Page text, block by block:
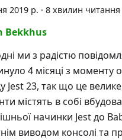
2019 р. · 8 хвилин читання
Bekkhus
ми з радістю
4 місяці з моменту
Jest 23, так що це
містять в собі
начинки Jest до
виводом консолі та